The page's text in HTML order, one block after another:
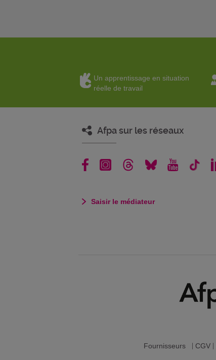
Un apprentissage en situation
réelle de travail
Afpa sur les réseaux
Saisir le médiateur
Fournisseurs CGV